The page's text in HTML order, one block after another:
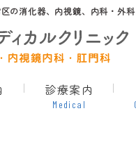
診療案内
Medical
の消化器、内視鏡、内科・外